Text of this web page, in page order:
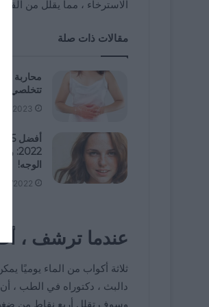
الاسترخاء ، مما يقلل من
مقالات ذات صلة
تتخلصي
23/2023
الوجه!
29/2022
عندما ترشف ،
دالبث ، دكتوراه في الطب ،
وسوف تقلل أربع نقاط من ضغط